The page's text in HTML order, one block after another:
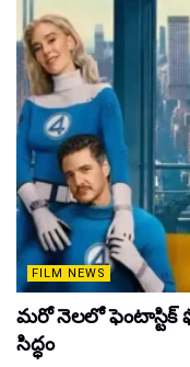
FILM NEWS
మరో నెలలో ఫెంటాస్టిక్
సిద్ధం